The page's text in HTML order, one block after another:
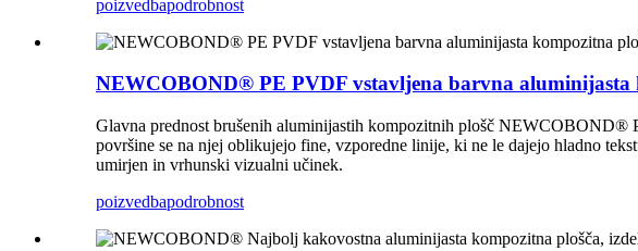
poizvedbapodrobnost
NEWCOBOND® PE PVDF vstavljena barvna aluminijasta
Glavna prednost brušenih aluminijastih kompozitnih plošč NEWCOBOND®
površine se na njej oblikujejo fine, vzporedne linije, ki ne le dajejo hladno
umirjen in vrhunski vizualni učinek.
poizvedbapodrobnost